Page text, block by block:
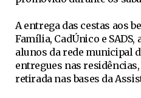
A entrega das cestas aos
Família, CadÚnico e
alunos da rede municipal
entregues nas
retirada nas bases da